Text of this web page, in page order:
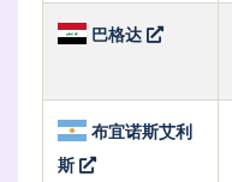
巴格达
布宜诺斯艾利
斯